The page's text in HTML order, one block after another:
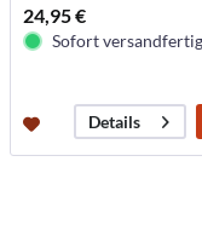
24,95 €
Sofort
Details